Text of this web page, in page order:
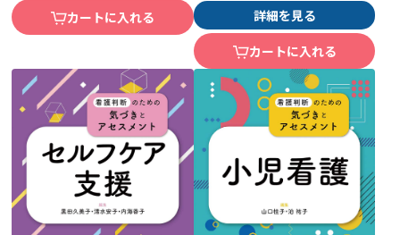
カートに入れる
詳細を見る
カートに入れる